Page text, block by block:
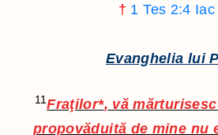
† 1 Tes 2:4
Evanghelia lui
11Fraţilor*, vă
propovăduită de mine nu